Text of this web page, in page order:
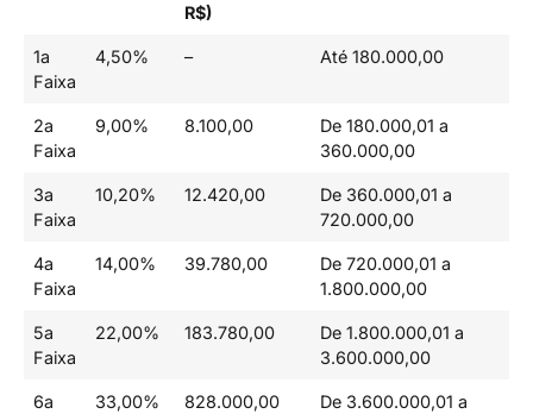
R$)
1a
Faixa
4,50% – Até 180.000,00
2a
Faixa
9,00% 8.100,00
De 180.000,01 a
360.000,00
3a
Faixa
10,20% 12.420,00
De 360.000,01 a
720.000,00
4a
Faixa
14,00% 39.780,00
De 720.000,01 a
1.800.000,00
5a
Faixa
22,00% 183.780,00
De 1.800.000,01 a
3.600.000,00
6a
33,00% 828.000,00
De 3.600.000,01 a